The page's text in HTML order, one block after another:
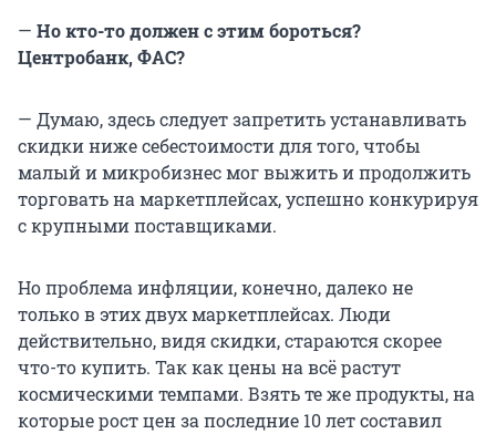
— Но кто-то должен с этим бороться?
Центробанк, ФАС?
— Думаю, здесь следует запретить устанавливать
скидки ниже себестоимости для того, чтобы
малый и микробизнес мог выжить и продолжить
торговать на маркетплейсах, успешно конкурируя
с крупными поставщиками.
Но проблема инфляции, конечно, далеко не
только в этих двух маркетплейсах. Люди
действительно, видя скидки, стараются скорее
что-то купить. Так как цены на всё растут
космическими темпами. Взять те же продукты, на
которые рост цен за последние 10 лет составил